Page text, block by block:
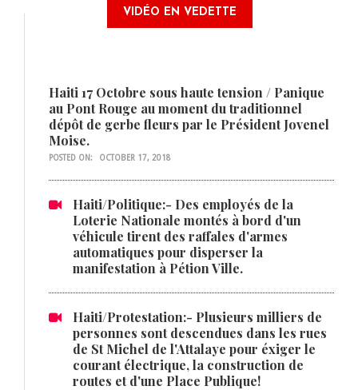
VIDÉO EN VEDETTE
Haiti 17 Octobre sous haute tension / Panique
au Pont Rouge au moment du traditionnel
dépôt de gerbe fleurs par le Président Jovenel
Moise.
POSTED ON: OCTOBER 17, 2018
Haiti/Politique:- Des employés de la
Loterie Nationale montés à bord d'un
véhicule tirent des raffales d'armes
automatiques pour disperser la
manifestation à Pétion Ville.
Haiti/Protestation:- Plusieurs milliers de
personnes sont descendues dans les rues
de St Michel de l'Attalaye pour éxiger le
courant électrique, la construction de
routes et d'une Place Publique!